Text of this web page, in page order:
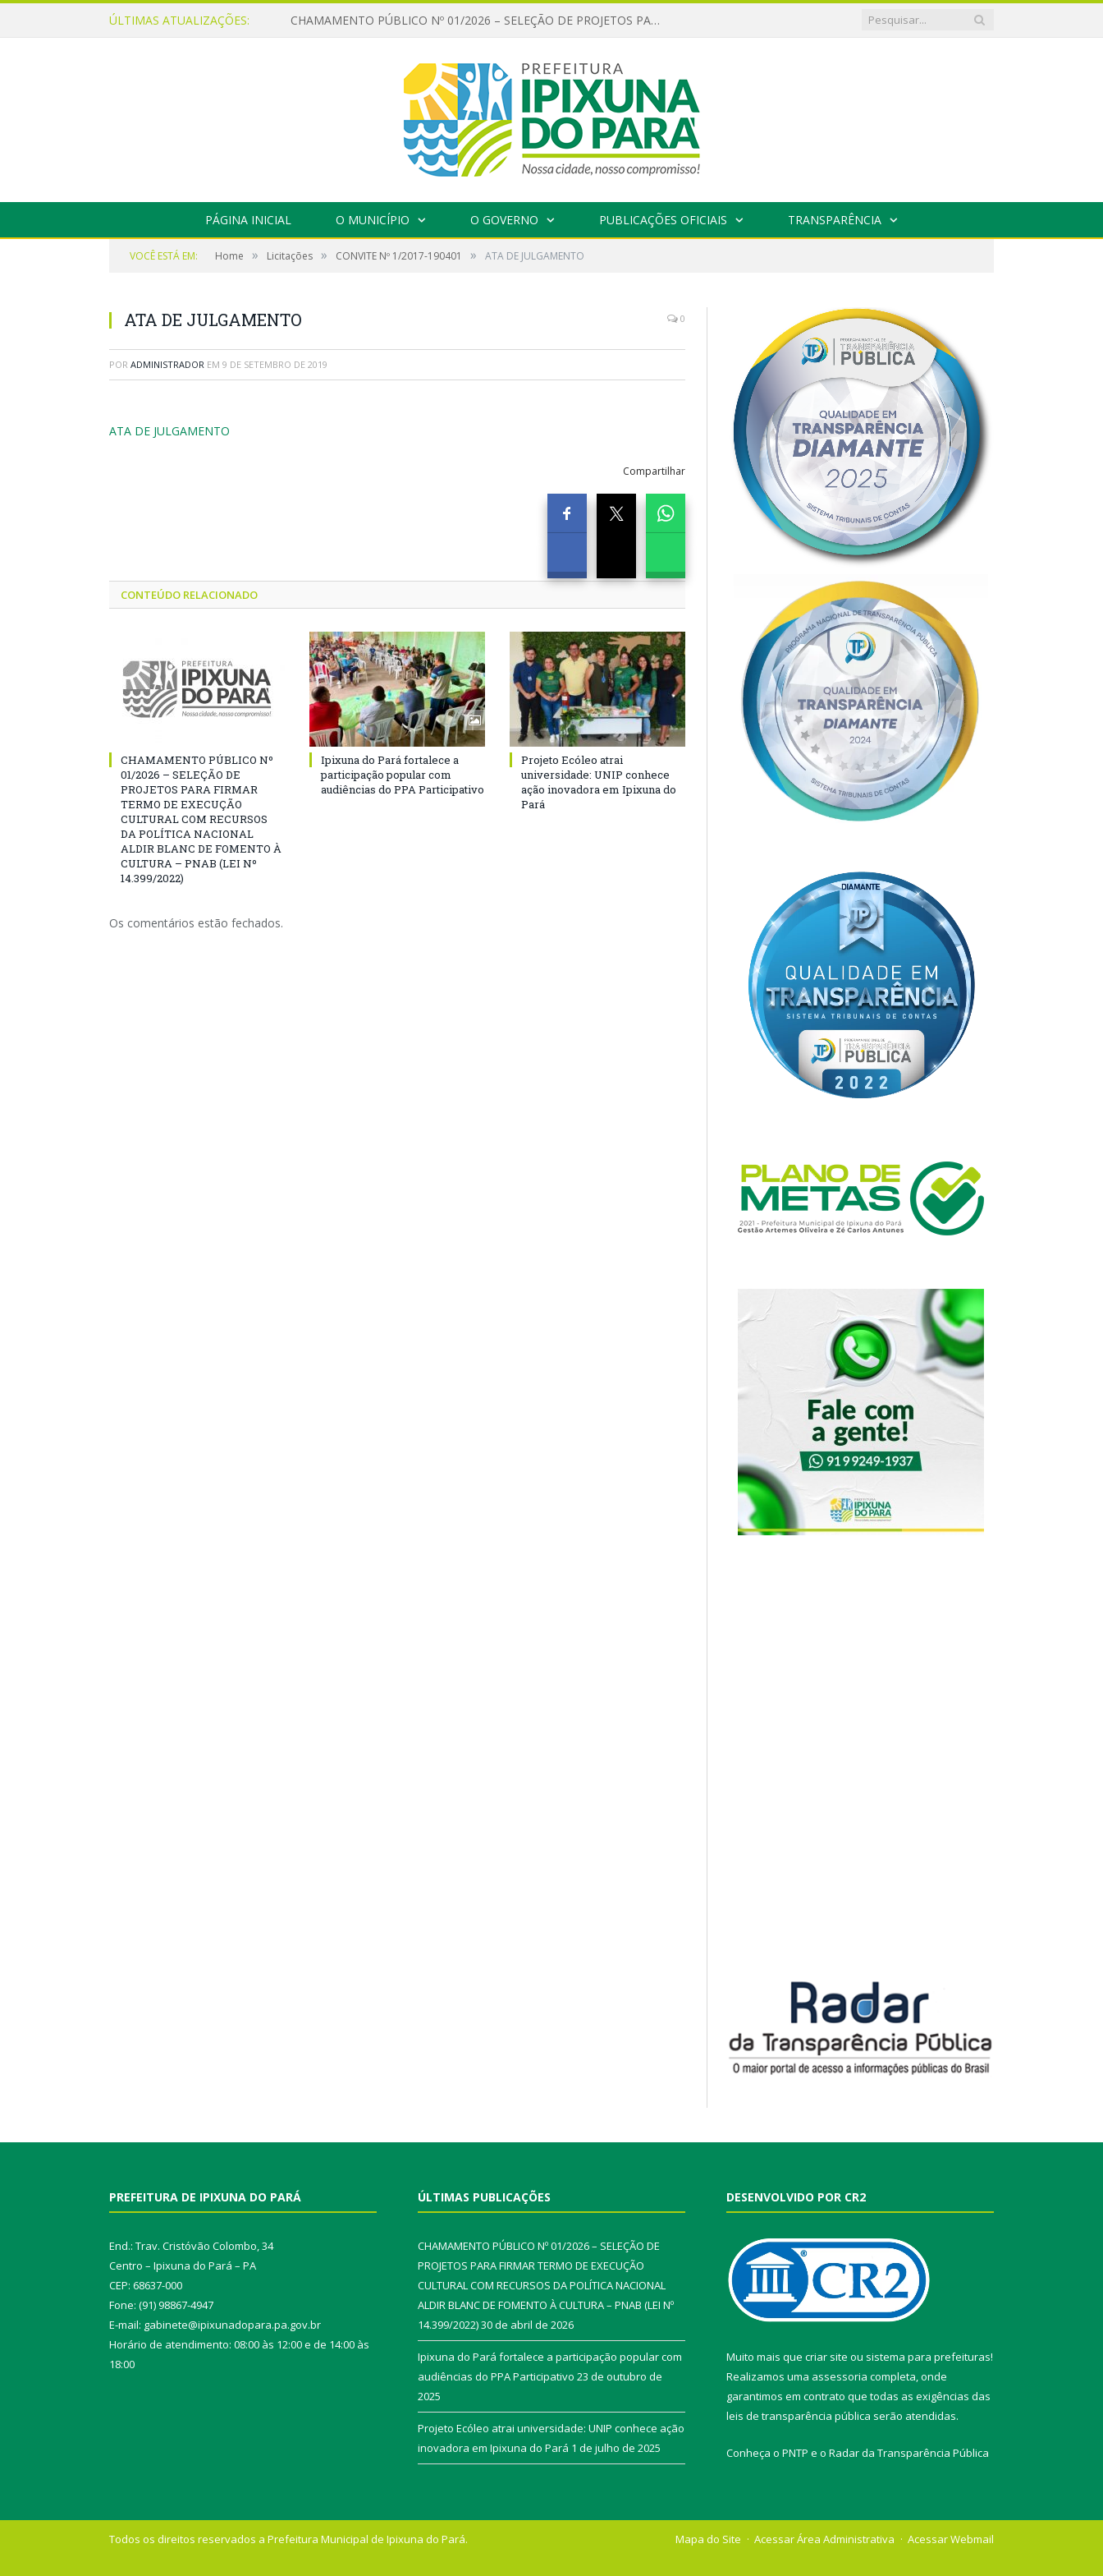
ÚLTIMAS ATUALIZAÇÕES: CHAMAMENTO PÚBLICO Nº 01/2026 – SELEÇÃO DE PROJETOS PARA FIRMAR TERMO DE EXECUÇÃO CULTURAL COM RECURSOS DA POLÍTICA NACIONAL ALDIR BLANC DE FOMENTO À CULTURA – PNAB (LEI Nº 14.399/2022)
PÁGINA INICIAL O MUNICÍPIO O GOVERNO PUBLICAÇÕES OFICIAIS TRANSPARÊNCIA
VOCÊ ESTÁ EM: Home » Licitações » CONVITE Nº 1/2017-190401 » ATA DE JULGAMENTO
ATA DE JULGAMENTO 0
POR ADMINISTRADOR EM 9 DE SETEMBRO DE 2019
ATA DE JULGAMENTO
Compartilhar
CONTEÚDO RELACIONADO
CHAMAMENTO PÚBLICO Nº
01/2026 – SELEÇÃO DE
PROJETOS PARA FIRMAR
TERMO DE EXECUÇÃO
CULTURAL COM RECURSOS
DA POLÍTICA NACIONAL
ALDIR BLANC DE FOMENTO À
CULTURA – PNAB (LEI Nº
14.399/2022)
Ipixuna do Pará fortalece a
participação popular com
audiências do PPA Participativo
Projeto Ecóleo atrai
universidade: UNIP conhece
ação inovadora em Ipixuna do
Pará
Os comentários estão fechados.
PREFEITURA DE IPIXUNA DO PARÁ
End.: Trav. Cristóvão Colombo, 34
Centro – Ipixuna do Pará – PA
CEP: 68637-000
Fone: (91) 98867-4947
E-mail: gabinete@ipixunadopara.pa.gov.br
Horário de atendimento: 08:00 às 12:00 e de 14:00 às
18:00
ÚLTIMAS PUBLICAÇÕES
CHAMAMENTO PÚBLICO Nº 01/2026 – SELEÇÃO DE
PROJETOS PARA FIRMAR TERMO DE EXECUÇÃO
CULTURAL COM RECURSOS DA POLÍTICA NACIONAL
ALDIR BLANC DE FOMENTO À CULTURA – PNAB (LEI Nº
14.399/2022)30 de abril de 2026
Ipixuna do Pará fortalece a participação popular com
audiências do PPA Participativo 23 de outubro de
2025
Projeto Ecóleo atrai universidade: UNIP conhece ação
inovadora em Ipixuna do Pará 1 de julho de 2025
DESENVOLVIDO POR CR2
Muito mais que criar site ou sistema para prefeituras!
Realizamos uma assessoria completa, onde
garantimos em contrato que todas as exigências das
leis de transparência pública serão atendidas.
Conheça o PNTP e o Radar da Transparência Pública
Todos os direitos reservados a Prefeitura Municipal de Ipixuna do Pará. Mapa do Site Acessar Área Administrativa Acessar Webmail